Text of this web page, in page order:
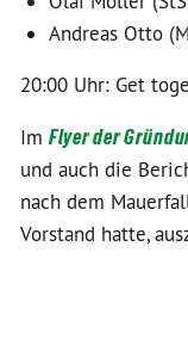
Andreas Otto
20:00 Uhr: Get
ImFlyer der
und auch die
nach dem
Vorstand hatte,